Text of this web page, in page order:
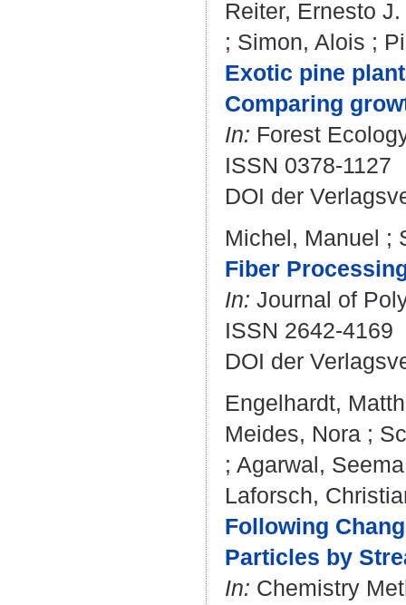
Reiter, Ernesto J.
; Simon, Alois ;
Exotic pine
Comparing
In: Forest
ISSN 0378-1127
DOI der
Michel, Manuel ;
Fiber
In: Journal of
ISSN 2642-4169
DOI der
Engelhardt,
Meides, Nora ;
; Agarwal, Seema
Laforsch,
Following
Particles by
In: Chemistry